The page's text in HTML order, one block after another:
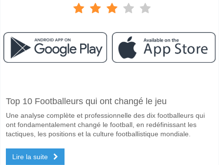
Le match entre Londrina v Sao Bernardo 12 May 2026 23:30.
Quelle est l'équipe favorite pour gagner entre Londrina
Londrina pour le Gagnant du match, avec une probabilité de 43%
Les deux équipes marqueront-elles dans le match
Top 10 Footballeurs qui ont changé le jeu
Une analyse complète et professionnelle des dix footballeurs qui
ont fondamentalement changé le football, en redéfinissant les
tactiques, les positions et la culture footballistique mondiale.
Lire la suite